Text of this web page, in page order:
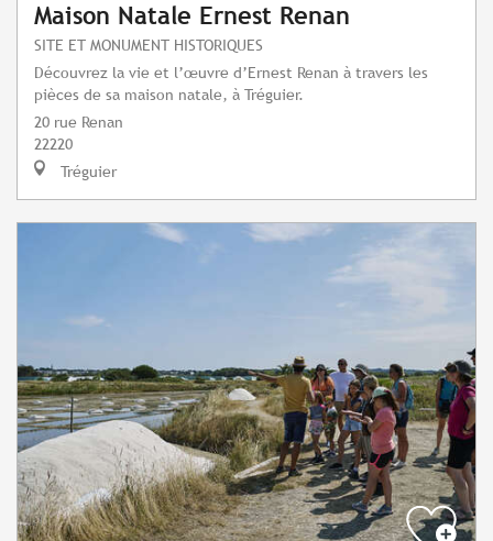
Maison Natale Ernest Renan
SITE ET MONUMENT HISTORIQUES
Découvrez la vie et l’œuvre d’Ernest Renan à travers les
pièces de sa maison natale, à Tréguier.
20 rue Renan
22220
Tréguier